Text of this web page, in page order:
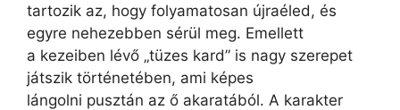
tartozik az, hogy folyamatosan újraéled, és
egyre nehezebben sérül meg. Emellett
a kezeiben lévő „tüzes kard” is nagy szerepet
játszik történetében, ami képes
lángolni pusztán az ő akaratából. A karakter